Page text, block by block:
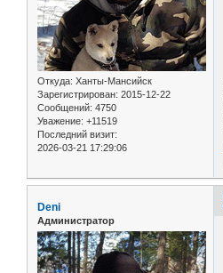
Откуда: Ханты-Мансийск
Зарегистрирован: 2015-12-22
Сообщений: 4750
Уважение: +11519
Последний визит:
2026-03-21 17:29:06
Deni
Администратор